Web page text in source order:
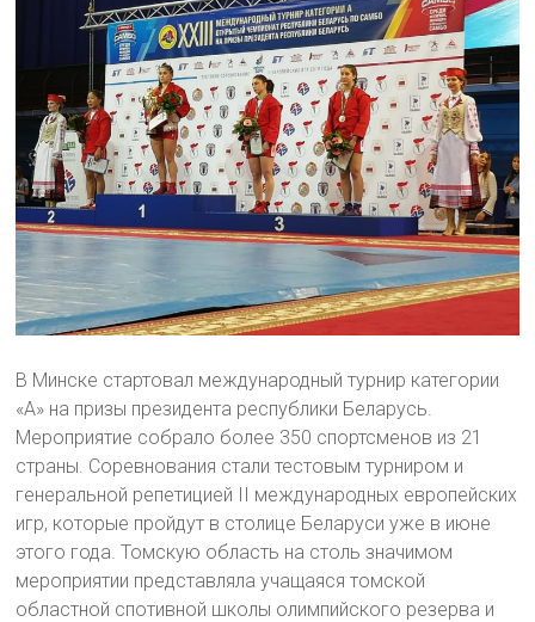
В Минске стартовал международный турнир категории
«А» на призы президента республики Беларусь.
Мероприятие собрало более 350 спортсменов из 21
страны. Соревнования стали тестовым турниром и
генеральной репетицией II международных европейских
игр, которые пройдут в столице Беларуси уже в июне
этого года. Томскую область на столь значимом
мероприятии представляла учащаяся томской
областной спотивной школы олимпийского резерва и